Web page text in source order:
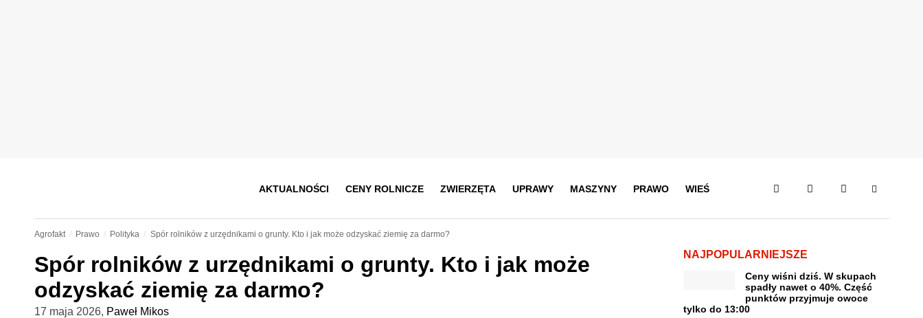
AKTUALNOŚCI CENY ROLNICZE ZWIERZĘTA UPRAWY MASZYNY PRAWO WIEŚ
Agrofakt Prawo Polityka Spór rolników z urzędnikami o grunty. Kto i jak może odzyskać ziemię za darmo?
Spór rolników z urzędnikami o grunty. Kto i jak może
odzyskać ziemię za darmo?
17 maja 2026, Paweł Mikos
NAJPOPULARNIEJSZE
Ceny wiśni dziś. W skupach
spadły nawet o 40%. Część
punktów przyjmuje owoce
tylko do 13:00